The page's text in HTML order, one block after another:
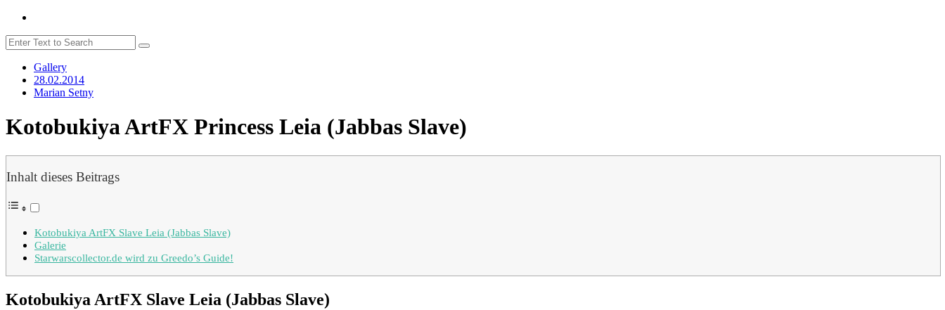
Gallery
28.02.2014
Marian Setny
Kotobukiya ArtFX Princess Leia (Jabbas Slave)
Inhalt dieses Beitrags
Kotobukiya ArtFX Slave Leia (Jabbas Slave)
Galerie
Starwarscollector.de wird zu Greedo’s Guide!
Kotobukiya ArtFX Slave Leia (Jabbas Slave)